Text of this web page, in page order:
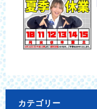
カテゴリー